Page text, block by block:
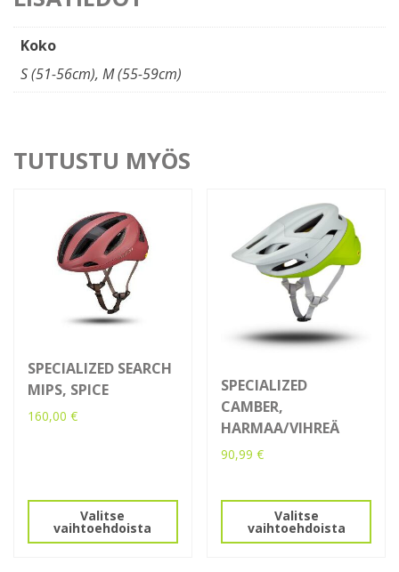
Koko
S (51-56cm), M (55-59cm)
TUTUSTU MYÖS
SPECIALIZED SEARCH
MIPS, SPICE
160,00 €
Valitse
vaihtoehdoista
useampi
muunnelma.
Voit
SPECIALIZED
CAMBER,
HARMAA/VIHREÄ
90,99€
Valitse
vaihtoehdoista
tuotteella
useampi